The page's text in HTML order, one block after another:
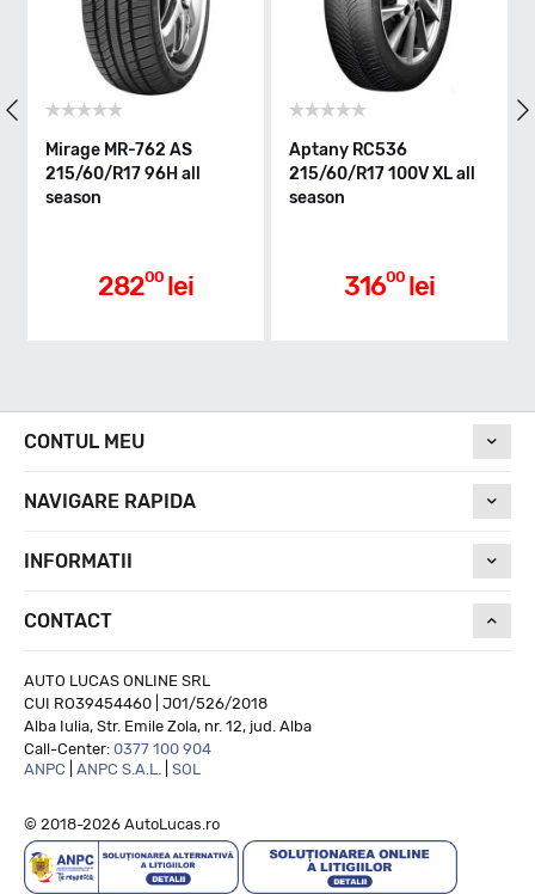
C
Aderenta pe carosabil ud
Nivel de zgomot
72
Mirage MR-762 AS
215/60/R17 96H all
season
28200 lei
Aptany RC536
215/60/R17 100V XL all
season
31600 lei
CONTUL MEU
NAVIGARE RAPIDA
INFORMATII
CONTACT
AUTO LUCAS ONLINE SRL
CUI RO39454460 | J01/526/2018
Alba Iulia, Str. Emile Zola, nr. 12, jud. Alba
Call-Center: 0377 100 904
ANPC
ANPC S.A.L. SOL
© 2018-2026 AutoLucas.ro